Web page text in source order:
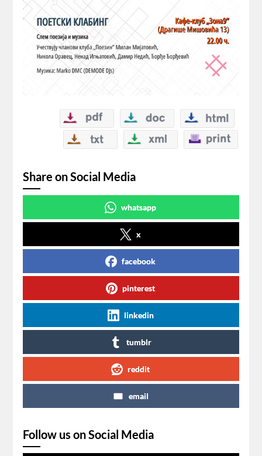
Share on Social Media
whatsapp
x
facebook
pinterest
linkedin
tumblr
reddit
email
Follow us on Social Media